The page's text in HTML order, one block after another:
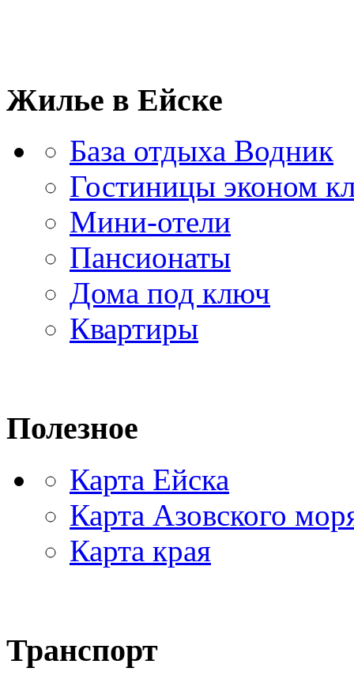
Жилье в Ейске
База отдыха Водник
Гостиницы эконом
Мини-отели
Пансионаты
Дома под ключ
Квартиры
Полезное
Карта Ейска
Карта Азовского
Карта края
Транспорт